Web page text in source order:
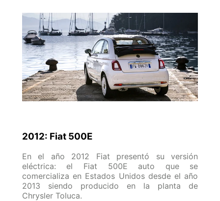
2012: Fiat 500E
En el año 2012 Fiat presentó su versión
eléctrica: el Fiat 500E auto que se
comercializa en Estados Unidos desde el año
2013 siendo producido en la planta de
Chrysler Toluca.